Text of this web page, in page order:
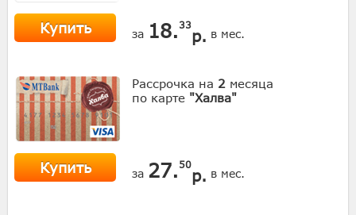
Купить за 18. 33
р. в мес.
Рассрочка на 2 месяца
по карте "Халва"
Купить за 27. 50
р. в мес.